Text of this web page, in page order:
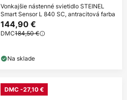
Vonkajšie nástenné svietidlo STEINEL
Smart Sensor L 840 SC, antracitová farba
144,90 €
DMC184,50 €
Na sklade
DMC -27,10 €